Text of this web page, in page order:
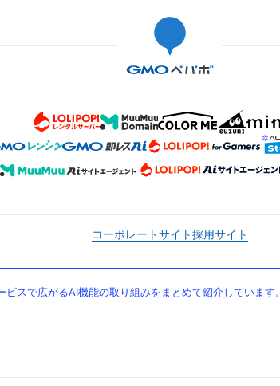
コーポレートサイト採用サイト
スで広がるAI機能の取り組みをまとめて紹介しています。